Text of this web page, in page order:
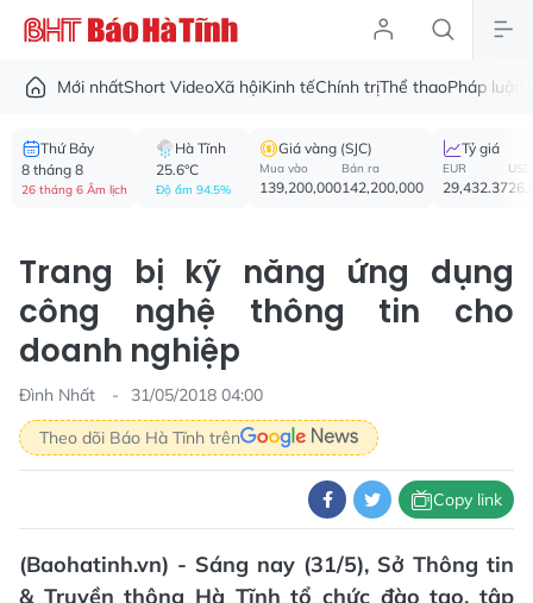
Mới nhấtShort VideoXã hộiKinh tếChính trịThể thaoPháp luật
Thứ Bảy
8 tháng 8
26 tháng 6 Âm lịch
Hà Tĩnh
25.6°C
Độ ẩm 94.5%
Giá vàng (SJC)
Mua vào
139,200,000
Bán ra
142,200,000
Tỷ giá
EUR
29,432.37
USD
Trang bị kỹ năng ứng dụng
công nghệ thông tin cho
doanh nghiệp
Đình Nhất
31/05/2018 04:00
Theo dõi Báo Hà Tĩnh trên
Copy link
(Baohatinh.vn) - Sáng nay (31/5), Sở Thông tin
& Truyền thông Hà Tĩnh tổ chức đào tạo, tập